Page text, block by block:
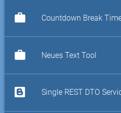
work Countdown Break
work Neues Text Tool
Single REST DTO